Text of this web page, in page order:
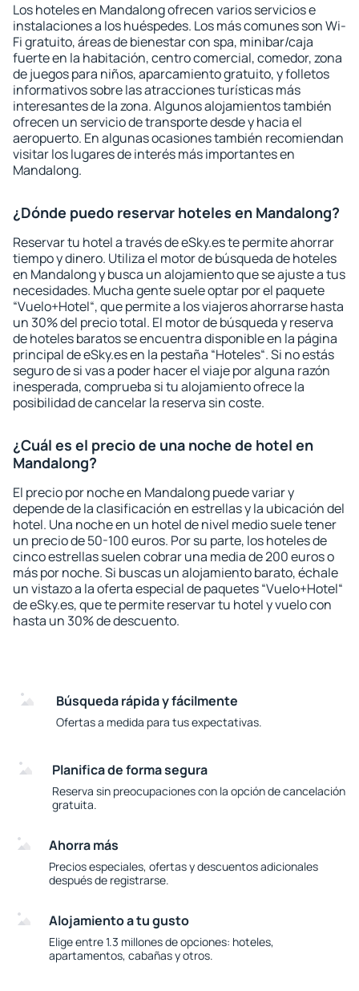
Los hoteles en Mandalong ofrecen varios servicios e
instalaciones a los huéspedes. Los más comunes son Wi-
Fi gratuito, áreas de bienestar con spa, minibar/caja
fuerte en la habitación, centro comercial, comedor, zona
de juegos para niños, aparcamiento gratuito, y folletos
informativos sobre las atracciones turísticas más
interesantes de la zona. Algunos alojamientos también
ofrecen un servicio de transporte desde y hacia el
aeropuerto. En algunas ocasiones también recomiendan
visitar los lugares de interés más importantes en
Mandalong.
¿Dónde puedo reservar hoteles en Mandalong?
Reservar tu hotel a través de eSky.es te permite ahorrar
tiempo y dinero. Utiliza el motor de búsqueda de hoteles
en Mandalong y busca un alojamiento que se ajuste a tus
necesidades. Mucha gente suele optar por el paquete
“Vuelo+Hotel“, que permite a los viajeros ahorrarse hasta
un 30% del precio total. El motor de búsqueda y reserva
de hoteles baratos se encuentra disponible en la página
principal de eSky.es en la pestaña “Hoteles“. Si no estás
seguro de si vas a poder hacer el viaje por alguna razón
inesperada, comprueba si tu alojamiento ofrece la
posibilidad de cancelar la reserva sin coste.
¿Cuál es el precio de una noche de hotel en
Mandalong?
El precio por noche en Mandalong puede variar y
depende de la clasificación en estrellas y la ubicación del
hotel. Una noche en un hotel de nivel medio suele tener
un precio de 50-100 euros. Por su parte, los hoteles de
cinco estrellas suelen cobrar una media de 200 euros o
más por noche. Si buscas un alojamiento barato, échale
un vistazo a la oferta especial de paquetes “Vuelo+Hotel“
de eSky.es, que te permite reservar tu hotel y vuelo con
hasta un 30% de descuento.
Búsqueda rápida y fácilmente
Ofertas a medida para tus expectativas.
Planifica de forma segura
Reserva sin preocupaciones con la opción de cancelación
gratuita.
Ahorra más
Precios especiales, ofertas y descuentos adicionales
después de registrarse.
Alojamiento a tu gusto
Elige entre 1.3 millones de opciones: hoteles,
apartamentos, cabañas y otros.